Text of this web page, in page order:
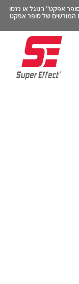
אפקט" בגוגל או כנסו
המורשים של סופר אפקט